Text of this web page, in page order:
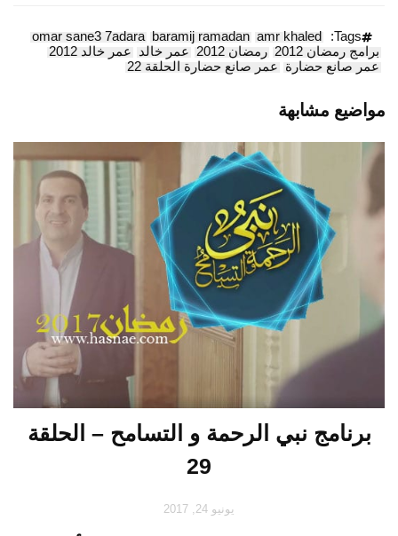
Tags:
amr khaled
baramij ramadan
omar sane3 7adara
برامج رمضان 2012
رمضان 2012 عمر خالد عمر خالد 2012
عمر صانع حضارة عمر صانع حضارة الحلقة 22
مواضيع مشابهة
برنامج نبي الرحمة و التسامح – الحلقة
29
يونيو 24, 2017